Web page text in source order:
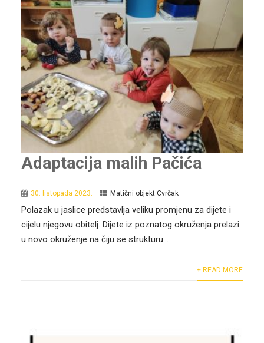
Adaptacija malih Pačića
30. listopada 2023. Matični objekt Cvrčak
Polazak u jaslice predstavlja veliku promjenu za dijete i
cijelu njegovu obitelj. Dijete iz poznatog okruženja prelazi
u novo okruženje na čiju se strukturu...
+ READ MORE